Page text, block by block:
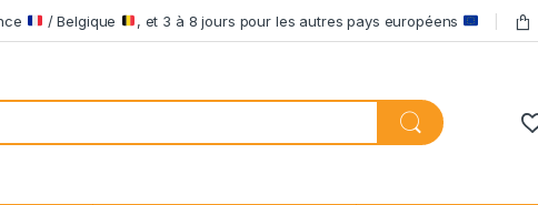
/ Belgique , et 3 à 8 jours pour les autres pays européens